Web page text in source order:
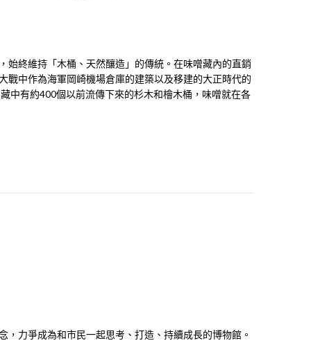
始終維持「木桶、天然釀造」的傳統。在味噌藏內的直銷
戰中作為海軍岡崎機場倉庫的建築以及移建的大正時代的
中有約400個以前流傳下來的杉木和檜木桶，味噌就在各
，力爭成為和市民一起思考、打造、持續成長的博物館。